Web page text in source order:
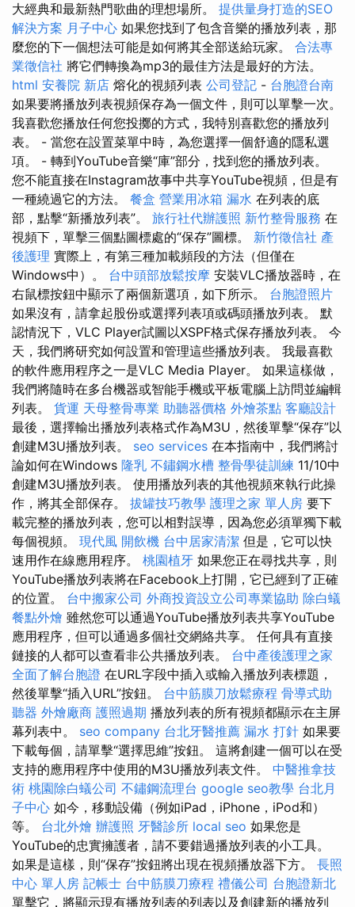
大經典和最新熱門歌曲的理想場所。 提供量身打造的SEO
解決方案 月子中心 如果您找到了包含音樂的播放列表，那
麼您的下一個想法可能是如何將其全部送給玩家。 合法專
業徵信社 將它們轉換為mp3的最佳方法是最好的方法。
html 安養院 新店 熔化的視頻列表 公司登記 - 台胞證台南
如果要將播放列表視頻保存為一個文件，則可以單擊一次。
我喜歡您播放任何您投擲的方式，我特別喜歡您的播放列
表。 - 當您在設置菜單中時，為您選擇一個舒適的隱私選
項。 - 轉到YouTube音樂“庫”部分，找到您的播放列表。
您不能直接在Instagram故事中共享YouTube視頻，但是有
一種繞過它的方法。 餐盒 營業用冰箱 漏水 在列表的底
部，點擊“新播放列表”。 旅行社代辦護照 新竹整骨服務 在
視頻下，單擊三個點圖標處的“保存”圖標。 新竹徵信社 產
後護理 實際上，有第三種加載頻段的方法（但僅在
Windows中）。 台中頭部放鬆按摩 安裝VLC播放器時，在
右鼠標按鈕中顯示了兩個新選項，如下所示。 台胞證照片
如果沒有，請拿起股份或選擇列表項或碼頭播放列表。 默
認情況下，VLC Player試圖以XSPF格式保存播放列表。 今
天，我們將研究如何設置和管理這些播放列表。 我最喜歡
的軟件應用程序之一是VLC Media Player。 如果這樣做，
我們將隨時在多台機器或智能手機或平板電腦上訪問並編輯
列表。 貨運 天母整骨專業 助聽器價格 外燴茶點 客廳設計
最後，選擇輸出播放列表格式作為M3U，然後單擊“保存”以
創建M3U播放列表。 seo services 在本指南中，我們將討
論如何在Windows 隆乳 不鏽鋼水槽 整骨學徒訓練 11/10中
創建M3U播放列表。 使用播放列表的其他視頻來執行此操
作，將其全部保存。 拔罐技巧教學 護理之家 單人房 要下
載完整的播放列表，您可以相對誤導，因為您必須單獨下載
每個視頻。 現代風 開飲機 台中居家清潔 但是，它可以快
速用作在線應用程序。 桃園植牙 如果您正在尋找共享，則
YouTube播放列表將在Facebook上打開，它已經到了正確
的位置。 台中搬家公司 外商投資設立公司專業協助 除白蟻
餐點外燴 雖然您可以通過YouTube播放列表共享YouTube
應用程序，但可以通過多個社交網絡共享。 任何具有直接
鏈接的人都可以查看非公共播放列表。 台中產後護理之家
全面了解台胞證 在URL字段中插入或輸入播放列表標題，
然後單擊“插入URL”按鈕。 台中筋膜刀放鬆療程 骨導式助
聽器 外燴廠商 護照過期 播放列表的所有視頻都顯示在主屏
幕列表中。 seo company 台北牙醫推薦 漏水 打針 如果要
下載每個，請單擊“選擇思維”按鈕。 這將創建一個可以在受
支持的應用程序中使用的M3U播放列表文件。 中醫推拿技
術 桃園除白蟻公司 不鏽鋼流理台 google seo教學 台北月
子中心 如今，移動設備（例如iPad，iPhone，iPod和）
等。 台北外燴 辦護照 牙醫診所 local seo 如果您是
YouTube的忠實擁護者，請不要錯過播放列表的小工具。
如果是這樣，則“保存”按鈕將出現在視頻播放器下方。 長照
中心 單人房 記帳士 台中筋膜刀療程 禮儀公司 台胞證新北
單擊它，將顯示現有播放列表的列表以及創建新的播放列